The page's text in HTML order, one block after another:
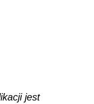
jest